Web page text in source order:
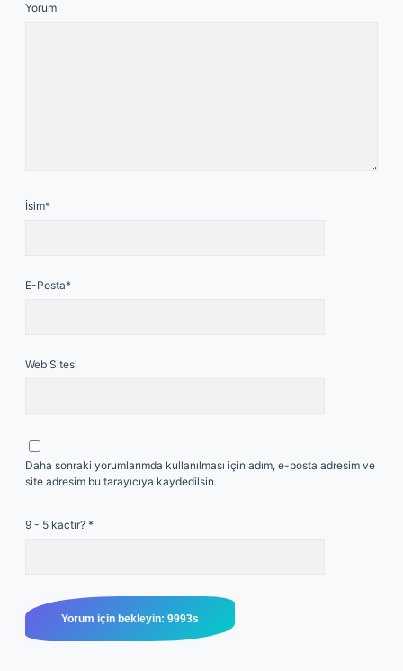
Yorum
İsim*
E-Posta*
Web Sitesi
Daha sonraki yorumlarımda kullanılması için adım, e-posta adresim ve
site adresim bu tarayıcıya kaydedilsin.
9 - 5 kaçtır? *